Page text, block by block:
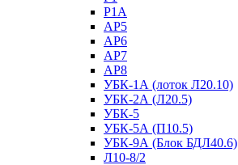
Р1А
АР5
АР6
АР7
АР8
УБК-1А (лоток Л20.10)
УБК-2А (Л20.5)
УБК-5
УБК-5А (П10.5)
УБК-9А (Блок БДЛ40.6)
Л10-8/2